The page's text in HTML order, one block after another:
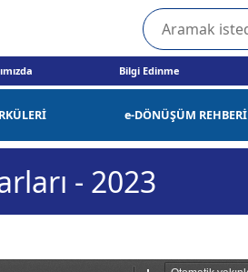
Bilgi Edinme
e-DÖNÜŞÜM REHBERİ
- 2023